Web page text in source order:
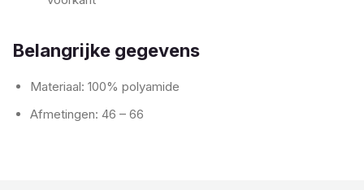
Belangrijke gegevens
Materiaal: 100% polyamide
Afmetingen: 46 – 66